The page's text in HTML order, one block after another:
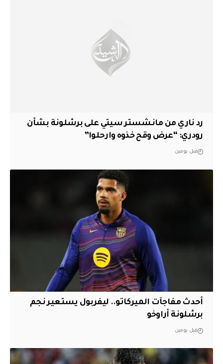
رد ناري من مانشستر سيتي على برشلونة بشأن
رودري: “عرض وقح خذوه وارحلوا”
قبل يومين
أحدث مفاجآت الميركاتو.. ليفربول يستعير نجم
برشلونة أراوخو
قبل يومين